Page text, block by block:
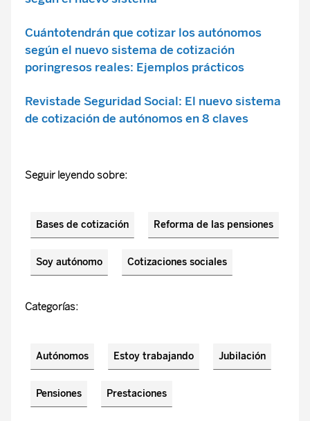
Cuántotendrán que cotizar los autónomos
según el nuevo sistema de cotización
poringresos reales: Ejemplos prácticos
Revistade Seguridad Social: El nuevo sistema
de cotización de autónomos en 8 claves
Seguir leyendo sobre:
Bases de cotización Reforma de las pensiones
Soy autónomo Cotizaciones sociales
Categorías:
Autónomos Estoy trabajando Jubilación
Pensiones Prestaciones